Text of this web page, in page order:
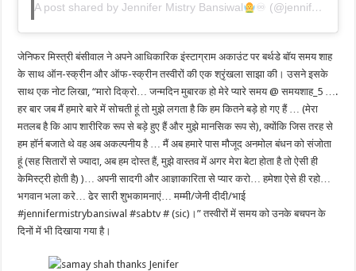
A post shared by Jennifer Mistry Bansiwal ♾ (@jennifer_mistry_bansiwal)
जेनिफर मिस्त्री बंसीवाल ने अपने आधिकारिक इंस्टाग्राम अकाउंट पर बर्थडे बॉय समय शाह
के साथ ऑन-स्क्रीन और ऑफ-स्क्रीन तस्वीरों की एक श्रृंखला साझा की। उसने इसके
साथ एक नोट लिखा, “मारो दिक्रो… जन्मदिन मुबारक हो मेरे प्यारे समय @ समयशाह_5 ….
हर बार जब मैं हमारे बारे में सोचती हूं तो मुझे लगता है कि हम कितने बड़े हो गए हैं … (मेरा
मतलब है कि आप शारीरिक रूप से बड़े हुए हैं और मुझे मानसिक रूप से), क्योंकि जिस तरह से
हम हॉर्न बजाते थे वह अब अकल्पनीय है … मैं अब हमारे पास मौजूद अनमोल बंधन को संजोता
हूं (सह सितारों से ज्यादा, अब हम दोस्त हैं, मुझे वास्तव में अगर मेरा बेटा होता है तो ऐसी ही
केमिस्ट्री होती है) )… अपनी सादगी और आज्ञाकारिता से प्यार करो… हमेशा ऐसे ही रहो…
भगवान भला करे… ढेर सारी शुभकामनाएं… मम्मी/जेनी दीदी/भाई
#jennifermistrybansiwal #sabtv # (sic)।” तस्वीरों में समय को उनके बचपन के
दिनों में भी दिखाया गया है।